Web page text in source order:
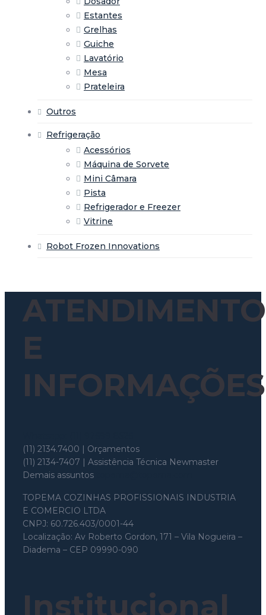
Estantes
Grelhas
Guiche
Lavatório
Mesa
Prateleira
Outros
Refrigeração
Acessórios
Máquina de Sorvete
Mini Câmara
Pista
Refrigerador e Freezer
Vitrine
Robot Frozen Innovations
ATENDIMENTO
E
INFORMAÇÕES
(11) 2134.7400 | Orçamentos
(11) 2134-7407 | Assistência Técnica Newmaster
Demais assuntos
TOPEMA COZINHAS PROFISSIONAIS INDUSTRIA
E COMERCIO LTDA
CNPJ: 60.726.403/0001-44
Localização: Av Roberto Gordon, 171 – Vila Nogueira –
Diadema – CEP 09990-090
Institucional